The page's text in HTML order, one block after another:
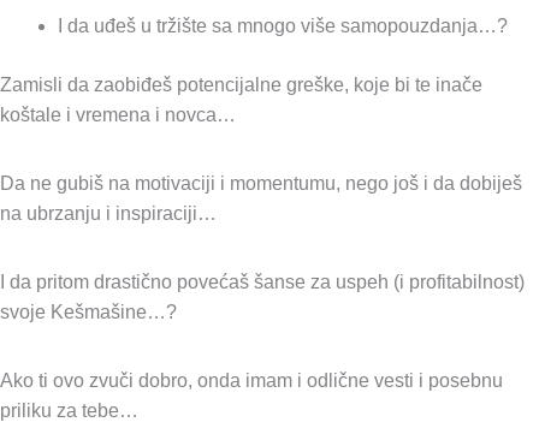
I da uđeš u tržište sa mnogo više samopouzdanja…?
Zamisli da zaobiđeš potencijalne greške, koje bi te inače
koštale i vremena i novca…
Da ne gubiš na motivaciji i momentumu, nego još i da dobiješ
na ubrzanju i inspiraciji…
I da pritom drastično povećaš šanse za uspeh (i profitabilnost)
svoje Kešmašine…?
Ako ti ovo zvuči dobro, onda imam i odlične vesti i posebnu
priliku za tebe…